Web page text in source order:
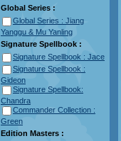
Global Series :
Global Series : Jiang
Yanggu & Mu Yanling
Signature Spellbook :
Signature Spellbook : Jace
Signature Spellbook :
Gideon
Signature Spellbook:
Chandra
Commander Collection :
Green
Edition Masters :